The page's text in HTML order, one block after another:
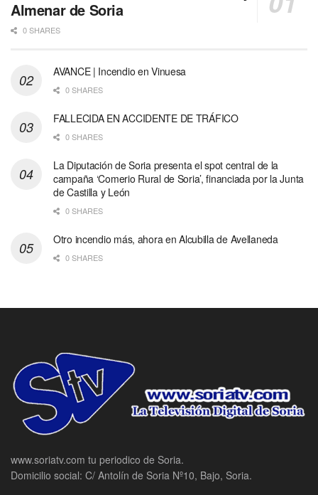
Almenar de Soria
0 SHARES
AVANCE | Incendio en Vinuesa
0 SHARES
FALLECIDA EN ACCIDENTE DE TRÁFICO
0 SHARES
La Diputación de Soria presenta el spot central de la
campaña ‘Comerio Rural de Soria’, financiada por la Junta
de Castilla y León
0 SHARES
Otro incendio más, ahora en Alcubilla de Avellaneda
0 SHARES
www.soriatv.com tu periodico de Soria.
Domicilio social: C/ Antolín de Soria Nº10, Bajo, Soria.